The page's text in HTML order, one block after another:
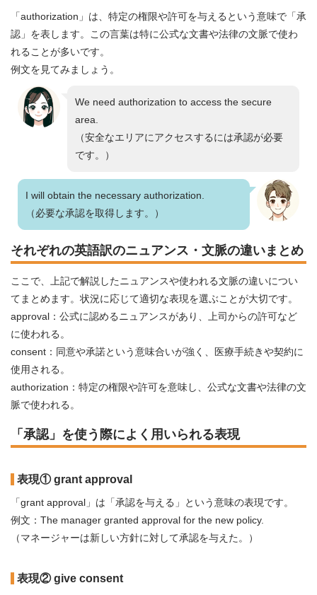
「authorization」は、特定の権限や許可を与えるという意味で「承
認」を表します。この言葉は特に公式な文書や法律の文脈で使わ
れることが多いです。
例文を見てみましょう。
We need authorization to access the secure
area.
（安全なエリアにアクセスするには承認が必要
です。）
I will obtain the necessary authorization.
（必要な承認を取得します。）
それぞれの英語訳のニュアンス・文脈の違いまとめ
ここで、上記で解説したニュアンスや使われる文脈の違いについ
てまとめます。状況に応じて適切な表現を選ぶことが大切です。
approval：公式に認めるニュアンスがあり、上司からの許可など
に使われる。
consent：同意や承諾という意味合いが強く、医療手続きや契約に
使用される。
authorization：特定の権限や許可を意味し、公式な文書や法律の文
脈で使われる。
「承認」を使う際によく用いられる表現
表現① grant approval
「grant approval」は「承認を与える」という意味の表現です。
例文：The manager granted approval for the new policy.
（マネージャーは新しい方針に対して承認を与えた。）
表現② give consent